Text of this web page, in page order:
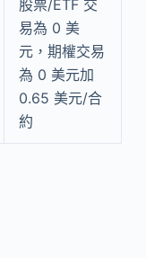
股票/ETF 交
易為 0 美
元，期權交易
為 0 美元加
0.65 美元/合
約